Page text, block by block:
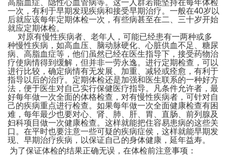
高脂血症、隐性心血管病等。这一人群若能坚持在每年体检
一次，有利于早期发现疾病和接受早期治疗。一般在40岁以
后就应该每年定期体检一次，有些病甚至在二、三十岁开始
就应定期体检。
对原有慢性疾病者、老年人，可能已经患有一两种或多
种慢性疾病，如高血压、脑动脉硬化、心脏供血不足、糖尿
病、高脂血症等，他们虽然已经在医生指导下，接受药物治
疗使病情得到缓解，但并非一劳永逸。进行定期检查，可以
进行比较，确定病情有无发展、加重、减轻或痊愈，有利于
指导以后的治疗。定期体检还是加强和医生联系的一种好方
法，便于医生对自己实行保健医疗指导。凡条件允许者，最
好每年做一次全面的体格检查，对有慢性疾病者，可针对自
己的疾病重点进行检查。如果每年做一次全面健康检查有困
难，每年最少也要对心、肾、肺、肝、胃、直肠、前列腺及
妇科项目做一次健康检查。这样就能把住容易患病的这些关
口。在平时也要注意一些可疑的疾病症侯，这样就能早期发
现、早期治疗疾病，以保证自己的身体健康，延年益寿。
为了保证体检的结果正确无误，在体检前注意事项：